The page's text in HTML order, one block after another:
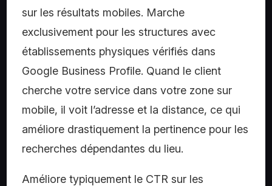
sur les résultats mobiles. Marche
exclusivement pour les structures avec
établissements physiques vérifiés dans
Google Business Profile. Quand le client
cherche votre service dans votre zone sur
mobile, il voit l’adresse et la distance, ce qui
améliore drastiquement la pertinence pour les
recherches dépendantes du lieu.
Améliore typiquement le CTR sur les